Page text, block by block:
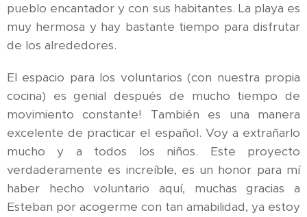
pueblo encantador y con sus habitantes. La playa es
muy hermosa y hay bastante tiempo para disfrutar
de los alrededores.
El espacio para los voluntarios (con nuestra propia
cocina) es genial después de mucho tiempo de
movimiento constante! También es una manera
excelente de practicar el español. Voy a extrañarlo
mucho y a todos los niños. Este proyecto
verdaderamente es increíble, es un honor para mí
haber hecho voluntario aquí, muchas gracias a
Esteban por acogerme con tan amabilidad, ya estoy